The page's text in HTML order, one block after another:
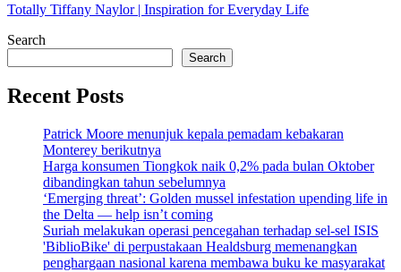
Totally Tiffany Naylor | Inspiration for Everyday Life
Search
Search
Recent Posts
Patrick Moore menunjuk kepala pemadam kebakaran
Monterey berikutnya
Harga konsumen Tiongkok naik 0,2% pada bulan Oktober
dibandingkan tahun sebelumnya
‘Emerging threat’: Golden mussel infestation upending life in
the Delta — help isn’t coming
Suriah melakukan operasi pencegahan terhadap sel-sel ISIS
'BiblioBike' di perpustakaan Healdsburg memenangkan
penghargaan nasional karena membawa buku ke masyarakat